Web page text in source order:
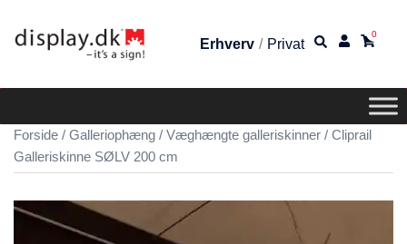
Erhverv / Privat
0
Forside / Galleriophæng / Væghængte galleriskinner / Cliprail
Galleriskinne SØLV 200 cm